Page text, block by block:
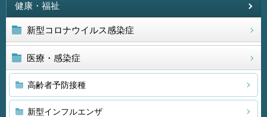
健康・福祉
新型コロナウイルス感染症
医療・感染症
高齢者予防接種
新型インフルエンザ